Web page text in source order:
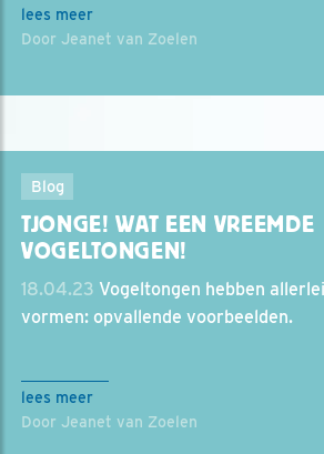
lees meer
Door Jeanet van Zoelen
Blog
TJONGE! WAT EEN VREEMDE
VOGELTONGEN!
18.04.23 Vogeltongen hebben
vormen: opvallende voorbeelden.
lees meer
Door Jeanet van Zoelen